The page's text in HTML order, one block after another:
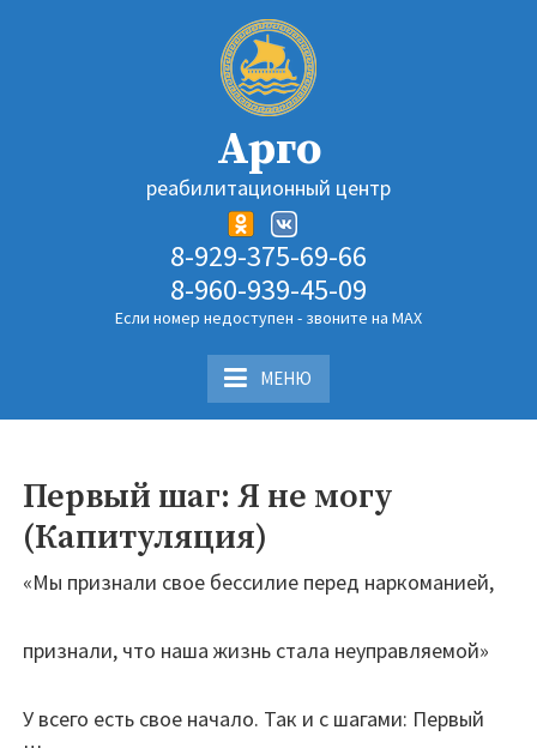
Арго
реабилитационный центр
8-929-375-69-66
8-960-939-45-09
Если номер недоступен - звоните на MAX
МЕНЮ
Первый шаг: Я не могу
(Капитуляция)
«Мы признали свое бессилие перед наркоманией,
признали, что наша жизнь стала неуправляемой»
У всего есть свое начало. Так и с шагами: Первый